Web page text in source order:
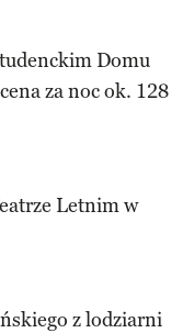
Domu
za noc ok. 128
Letnim w
z lodziarni